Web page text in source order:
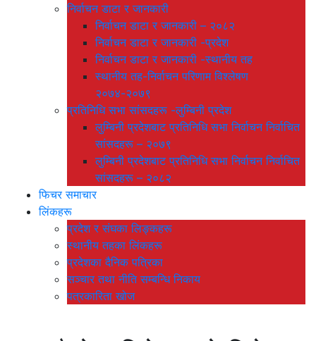
निर्वाचन डाटा र जानकारी
निर्वाचन डाटा र जानकारी – २०८२
निर्वाचन डाटा र जानकारी -प्रदेश
निर्वाचन डाटा र जानकारी -स्थानीय तह
स्थानीय तह-निर्वाचन परिणाम विश्लेषण
२०७४-२०७९
प्रतिनिधि सभा सांसदहरू -लुम्बिनी प्रदेश
लुम्बिनी प्रदेशबाट प्रतिनिधि सभा निर्वाचन निर्वाचित
सांसदहरू – २०७९
लुम्बिनी प्रदेशबाट प्रतिनिधि सभा निर्वाचन निर्वाचित
सांसदहरू – २०८२
फिचर समाचार
लिंकहरू
प्रदेश र संघका लिङ्कहरू
स्थानीय तहका लिंकहरू
प्रदेशका दैनिक पत्रिका
सञ्चार तथा नीति सम्बन्धि निकाय
पत्रकारिता खोज